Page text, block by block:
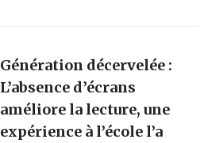
Génération décervelée :
L’absence d’écrans
améliore la lecture, une
expérience à l’école l’a